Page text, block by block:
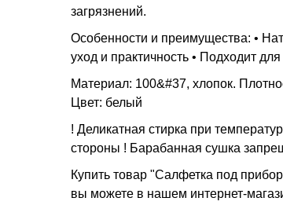
загрязнений.
Особенности и преимущества: •
уход и практичность • Подходит
Материал: 100&#37, хлопок.
Цвет: белый
! Деликатная стирка при
стороны ! Барабанная сушка
Купить товар "Салфетка под
вы можете в нашем интернет-